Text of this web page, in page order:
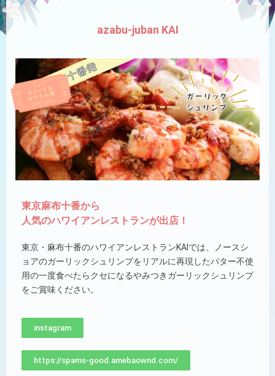
azabu-juban KAI
東京麻布十番から
人気のハワイアンレストランが出店！
東京・麻布十番のハワイアンレストランKAIでは、ノースシ
ョアのガーリックシュリンプをリアルに再現したバター不使
用の一度食べたらクセになるやみつきガーリックシュリンプ
をご賞味ください。
instagram
https://spams-good.amebaownd.com/